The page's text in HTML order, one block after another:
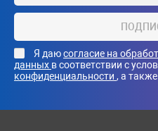
Я даюсогласие на
данных в соответствии с
конфиденциальности , а